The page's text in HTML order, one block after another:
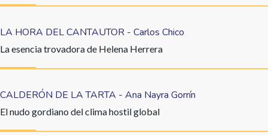
LA HORA DEL CANTAUTOR - Carlos Chico
La esencia trovadora de Helena Herrera
CALDERÓN DE LA TARTA - Ana Nayra Gorrín
El nudo gordiano del clima hostil global